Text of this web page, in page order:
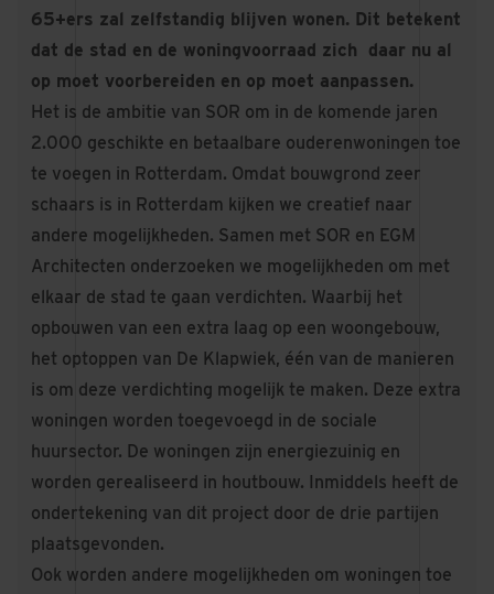
65+ers zal zelfstandig blijven wonen. Dit betekent
dat de stad en de woningvoorraad zich daar nu al
op moet voorbereiden en op moet aanpassen.
Het is de ambitie van SOR om in de komende jaren
2.000 geschikte en betaalbare ouderenwoningen toe
te voegen in Rotterdam. Omdat bouwgrond zeer
schaars is in Rotterdam kijken we creatief naar
andere mogelijkheden. Samen met SOR en EGM
Architecten onderzoeken we mogelijkheden om met
elkaar de stad te gaan verdichten. Waarbij het
opbouwen van een extra laag op een woongebouw,
het optoppen van De Klapwiek, één van de manieren
is om deze verdichting mogelijk te maken. Deze extra
woningen worden toegevoegd in de sociale
huursector. De woningen zijn energiezuinig en
worden gerealiseerd in houtbouw. Inmiddels heeft de
ondertekening van dit project door de drie partijen
plaatsgevonden.
Ook worden andere mogelijkheden om woningen toe